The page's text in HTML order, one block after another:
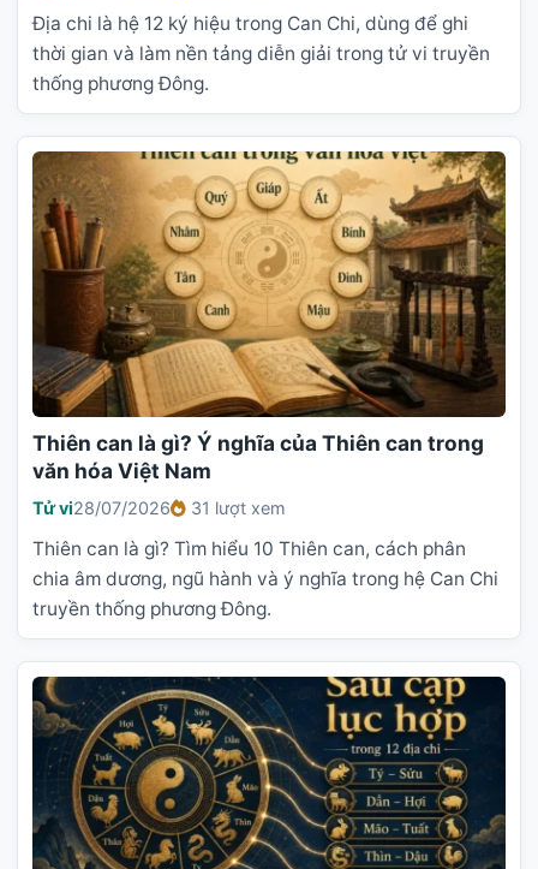
Địa chi là hệ 12 ký hiệu trong Can Chi, dùng để ghi
thời gian và làm nền tảng diễn giải trong tử vi truyền
thống phương Đông.
Thiên can là gì? Ý nghĩa của Thiên can trong
văn hóa Việt Nam
Tử vi28/07/2026 31 lượt xem
Thiên can là gì? Tìm hiểu 10 Thiên can, cách phân
chia âm dương, ngũ hành và ý nghĩa trong hệ Can Chi
truyền thống phương Đông.